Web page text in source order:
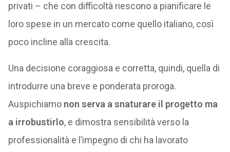
privati – che con difficoltà riescono a pianificare le
loro spese in un mercato come quello italiano, così
poco incline alla crescita.
Una decisione coraggiosa e corretta, quindi, quella di
introdurre una breve e ponderata proroga.
Auspichiamo non serva a snaturare il progetto ma
a irrobustirlo, e dimostra sensibilità verso la
professionalità e l’impegno di chi ha lavorato